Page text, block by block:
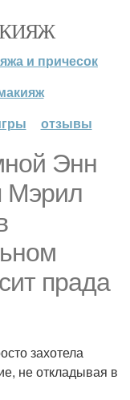
и причесок
отзывы
Энн
Мэрил
прада
захотела
не откладывая в